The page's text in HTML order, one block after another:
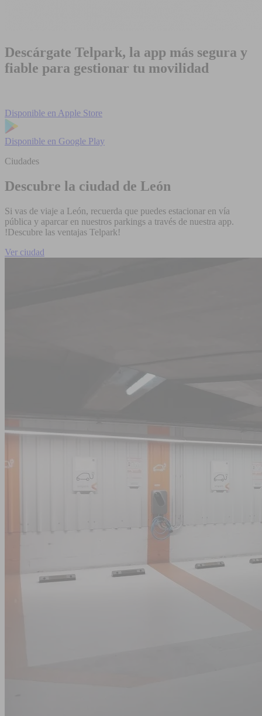
Descárgate Telpark, la app más segura y
fiable para gestionar tu movilidad
Disponible en Apple Store
Disponible en Google Play
Ciudades
Descubre la ciudad de León
Si vas de viaje a León, recuerda que puedes estacionar en vía
pública y aparcar en nuestros parkings a través de nuestra app.
!Descubre las ventajas Telpark!
Ver ciudad